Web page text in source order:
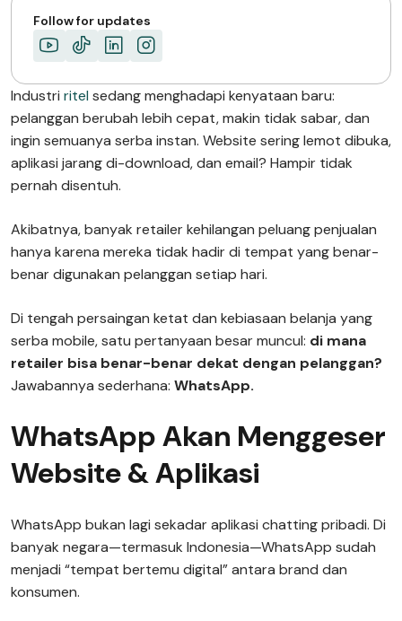
Follow for updates
Industri ritel sedang menghadapi kenyataan baru:
pelanggan berubah lebih cepat, makin tidak sabar, dan
ingin semuanya serba instan. Website sering lemot dibuka,
aplikasi jarang di-download, dan email? Hampir tidak
pernah disentuh.
Akibatnya, banyak retailer kehilangan peluang penjualan
hanya karena mereka tidak hadir di tempat yang benar-
benar digunakan pelanggan setiap hari.
Di tengah persaingan ketat dan kebiasaan belanja yang
serba mobile, satu pertanyaan besar muncul: di mana
retailer bisa benar-benar dekat dengan pelanggan?
Jawabannya sederhana: WhatsApp.
WhatsApp Akan Menggeser
Website & Aplikasi
WhatsApp bukan lagi sekadar aplikasi chatting pribadi. Di
banyak negara—termasuk Indonesia—WhatsApp sudah
menjadi “tempat bertemu digital” antara brand dan
konsumen.